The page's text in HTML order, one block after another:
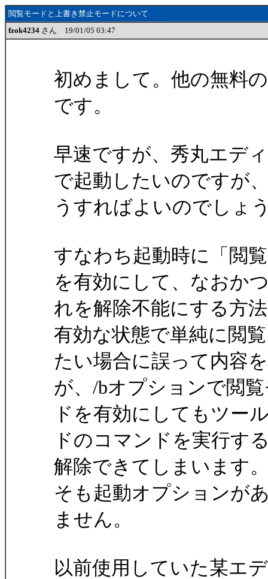
閲覧モードと上書き禁止モードについて
fzok4234 さん 19/01/05 03:47
初めまして。他の無料
です。
早速ですが、秀丸エデ
で起動したいのですが
うすればよいのでしょ
すなわち起動時に「閲
を有効にして、なおか
れを解除不能にする方
有効な状態で単純に閲
たい場合に誤って内容
が、/bオプションで閲
ドを有効にしてもツー
ドのコマンドを実行す
解除できてしまいます
そも起動オプションが
ません。
以前使用していた某エ